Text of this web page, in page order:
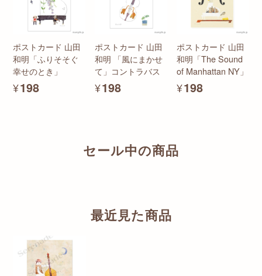
ポストカード 山田
和明「ふりそそぐ
幸せのとき」
¥198
ポストカード 山田
和明 「風にまかせ
て」コントラバス
¥198
ポストカード 山田
和明「The Sound
of Manhattan NY」
¥198
セール中の商品
最近見た商品